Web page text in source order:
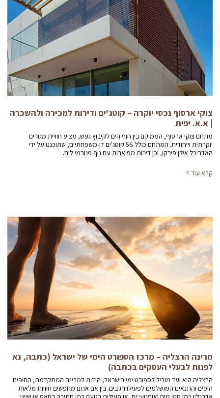
צוקי ארסוף נכסי יוקרה – קוטג'ים ודירות למכירה ולהשכרה
| א.א. יפית
מתחם צוקי ארסוף, הממוקם בין חוף הים לקיבוץ געש, מציע חוויית מגורים
יוקרתית וייחודית. המתחם כולל 56 קוטג'ים דו-משפחתיים, שתוכננו על ידי
האדריכל אילן פיבקו, וכן דירות מפוארות עם נוף פנורמי לים.
קרא עוד
מרינה הרצליה – מרכז הספורט הימי של ישראל (כתבה, נא
לפנות לבעלי העסקים בכתבה)
הרצליה היא יעד מוביל לספורט ימי בישראל, הודות למרינה המתקדמת, החופים
היפים והתנאים המושלמים לפעילויות בים. בין אם אתם מחפשים חוויות מלאות